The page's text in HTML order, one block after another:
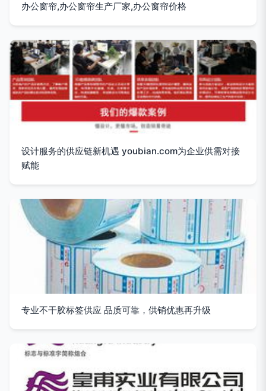
办公窗帘,办公窗帘生产厂家,办公窗帘价格
设计服务的供应链新机遇 youbian.com为企业供需对接
赋能
专业不干胶标签供应 品质可靠，供销优惠再升级